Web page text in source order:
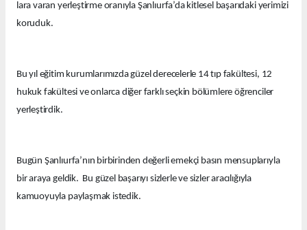
lara varan yerleştirme oranıyla Şanlıurfa’da kitlesel başarıdaki yerimizi
koruduk.
Bu yıl eğitim kurumlarımızda güzel derecelerle 14 tıp fakültesi, 12
hukuk fakültesi ve onlarca diğer farklı seçkin bölümlere öğrenciler
yerleştirdik.
Bugün Şanlıurfa’nın birbirinden değerli emekçi basın mensuplarıyla
bir araya geldik. Bu güzel başarıyı sizlerle ve sizler aracılığıyla
kamuoyuyla paylaşmak istedik.